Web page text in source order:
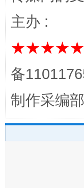
完善运行机
主办 :
★★★★★
备
制作采编